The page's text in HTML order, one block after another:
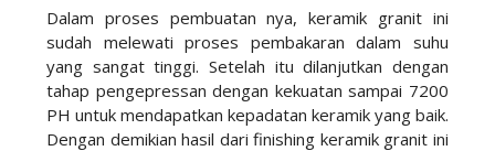
Dalam proses pembuatan nya, keramik granit ini
sudah melewati proses pembakaran dalam suhu
yang sangat tinggi. Setelah itu dilanjutkan dengan
tahap pengepressan dengan kekuatan sampai 7200
PH untuk mendapatkan kepadatan keramik yang baik.
Dengan demikian hasil dari finishing keramik granit ini